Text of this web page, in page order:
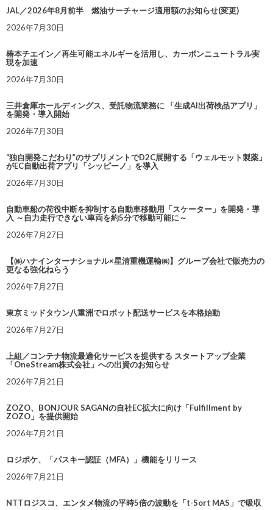
JAL／2026年8月前半 燃油サーチャージ適用額のお知らせ(変更)
2026年7月30日
椿本チエイン／再生可能エネルギーを活用し、カーボンニュートラル実
現を加速
2026年7月30日
三井倉庫ホールディングス、受託物流業務に 「生成AI出荷検品アプリ」
を開発・導入開始
2026年7月30日
“独自開発こだわり”のサプリメントでD2C展開する「ウェルモット製薬」
がEC自動出荷アプリ「シッピーノ」を導入
2026年7月30日
自動車船の荷役中断を抑制する自動車移動用「スケーター」を開発・導
入 ～自力走行できない車両を約5分で移動可能に～
2026年7月27日
【㈱ハナインターナショナル×星清重機運輸㈱】グループ会社で販売力の
更なる強化ねらう
2026年7月27日
東京ミッドタウン八重洲でロボット配送サービスを本格始動
2026年7月27日
上組／コンテナ物流最適化サービスを提供する スタートアップ企業
「OneStream株式会社」への出資のお知らせ
2026年7月21日
ZOZO、BONJOUR SAGANの自社EC拡大に向け「Fulfillment by
ZOZO」を提供開始
2026年7月21日
ロジポケ、「パスキー認証（MFA）」機能をリリース
2026年7月21日
NTTロジスコ、エンタメ物流の平時5倍の波動を「t-Sort MAS」で吸収